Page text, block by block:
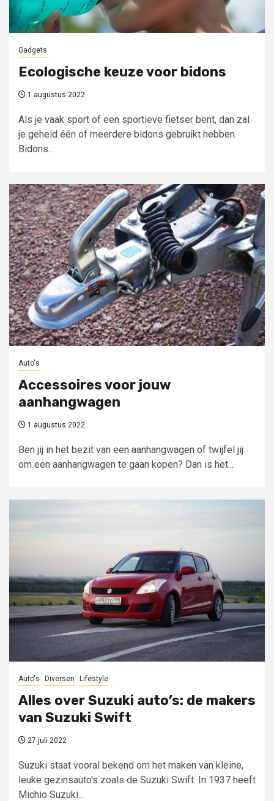
Gadgets
Ecologische keuze voor bidons
1 augustus 2022
Als je vaak sport of een sportieve fietser bent, dan zal
je geheid één of meerdere bidons gebruikt hebben.
Bidons...
Auto's
Accessoires voor jouw
aanhangwagen
1 augustus 2022
Ben jij in het bezit van een aanhangwagen of twijfel jij
om een aanhangwagen te gaan kopen? Dan is het...
Auto's Diversen Lifestyle
Alles over Suzuki auto’s: de makers
van Suzuki Swift
27 juli 2022
Suzuki staat vooral bekend om het maken van kleine,
leuke gezinsauto's zoals de Suzuki Swift. In 1937 heeft
Michio Suzuki...